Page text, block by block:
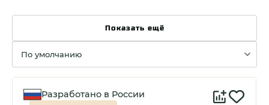
охоты (LRS)
Прицелы 30мм
Сортировка
Показать ещё
Разработано в России